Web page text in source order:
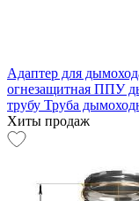
Адаптер для
огнезащитная ППУ
трубу Труба
Хиты продаж